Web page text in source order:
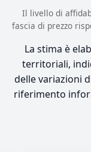
Il livello di
fascia di prezzo
La stima è
territoriali,
delle variazioni
riferimento